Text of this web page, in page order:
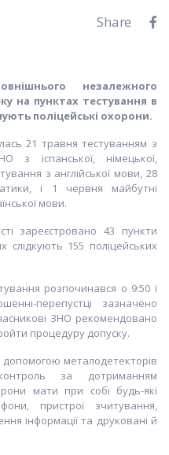
Share
незалежного
на пунктах тестування в
поліцейські охорони.
21 травня тестуванням з
з іспанської, німецької,
з англійської мови, 28
і 1 червня майбутні
мови.
зареєстровано 43 пункти
155 поліцейських
розпочинався о 9:50 і
перепустці зазначено
ЗНО рекомендовано
процедуру допуску.
металодетекторів
за дотриманням
мати при собі будь-які
пристрої зчитування,
інформації та друковані й